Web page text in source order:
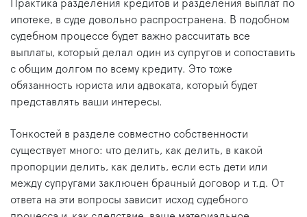
Практика разделения кредитов и разделения выплат по
ипотеке, в суде довольно распространена. В подобном
судебном процессе будет важно рассчитать все
выплаты, который делал один из супругов и сопоставить
с общим долгом по всему кредиту. Это тоже
обязанность юриста или адвоката, который будет
представлять ваши интересы.
Тонкостей в разделе совместно собственности
существует много: что делить, как делить, в какой
пропорции делить, как делить, если есть дети или
между супругами заключен брачный договор и т.д. От
ответа на эти вопросы зависит исход судебного